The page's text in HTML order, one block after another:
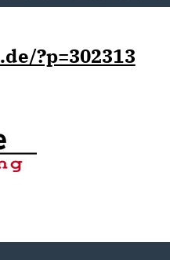
?p=302313